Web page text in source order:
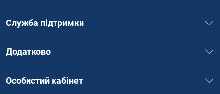
Служба підтримки
Додатково
Особистий кабінет